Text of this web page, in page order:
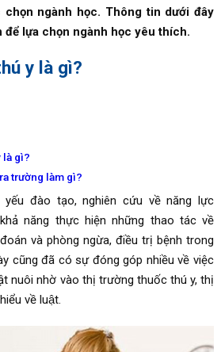
ngành học. Thông tin dưới đây
để lựa chọn ngành học yêu thích.
y là gì?
là gì?
trường làm gì?
đào tạo, nghiên cứu về năng lực
năng thực hiện những thao tác về
và phòng ngừa, điều trị bệnh trong
cũng đã có sự đóng góp nhiều về việc
nuôi nhờ vào thị trường thuốc thú y, thị
về luật.